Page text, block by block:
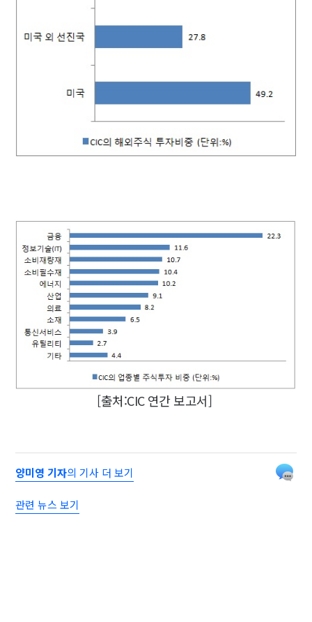
[출처:CIC 연간 보고서]
양미영 기자의 기사 더 보기
관련 뉴스 보기